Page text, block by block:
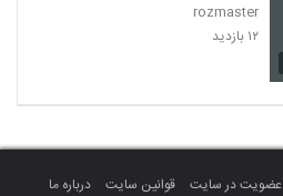
rozmaster
۱۲ بازدید
عضویت در سایت قوانین سایت درباره ما